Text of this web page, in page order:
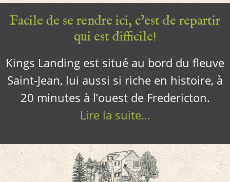
Facile de se rendre ici, c’est de repartir
qui est difficile!
Kings Landing est situé au bord du fleuve
Saint-Jean, lui aussi si riche en histoire, à
20 minutes à l’ouest de Fredericton.
Lire la suite…